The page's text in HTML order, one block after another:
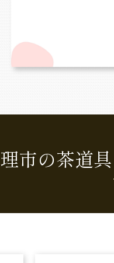
市の茶道